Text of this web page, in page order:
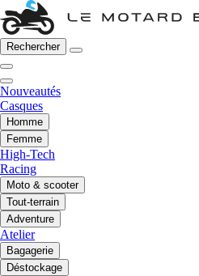
Rechercher
Nouveautés
Casques
Homme
Femme
High-Tech
Racing
Moto & scooter
Tout-terrain
Adventure
Atelier
Bagagerie
Déstockage